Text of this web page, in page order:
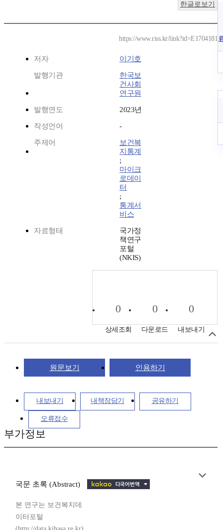
한글로보기
https://www.riss.kr/link?id=E1704181
저자 이기호
발행기관
한국보
건사회
연구원
발행연도 2023년
작성언어 -
주제어
보건복
지통계
;
마이크
로데이
터
;
통계서
비스
자료형태
국가정
책연구
포털
(NKIS)
0
상세조회
0
다운로드
0
내보내기
원문보기 인용하기
내보내기 내책장담기 공유하기
오류접수
부가정보
국문 초록 (Abstract)
본 연구는 보건복지데
이터포털